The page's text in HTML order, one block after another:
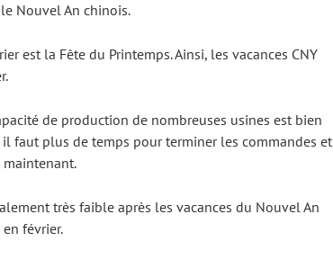
Nouvel An chinois.
est la Fête du Printemps. Ainsi, les vacances CNY
de production de nombreuses usines est bien
faut plus de temps pour terminer les commandes et
maintenant.
très faible après les vacances du Nouvel An
février.